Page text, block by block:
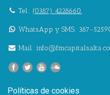
Tel.: (0387) 4228660.
WhatsApp y SMS: 387-
Mail:
Políticas de cookies